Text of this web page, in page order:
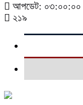
আপডেট: ০৩:০০:০০
২১৯